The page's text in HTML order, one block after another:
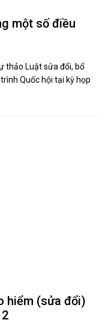
một số điều
thảo Luật sửa đổi, bổ
Quốc hội tại kỳ họp
hiểm (sửa đổi)